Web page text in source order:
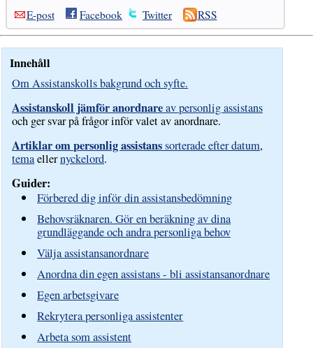
E-post Facebook Twitter RSS
Innehåll
Om Assistanskolls bakgrund och syfte.
Assistanskoll jämför anordnareav personlig assistans
och ger svar på frågor inför valet av anordnare.
Artiklar om personlig assistanssorterade efter datum,
temaellernyckelord.
Guider:
Förbered dig inför din assistansbedömning
Behovsräknaren. Gör en beräkning av dina
grundläggande och andra personliga behov
Välja assistansanordnare
Anordna din egen assistans - bli assistansanordnare
Egen arbetsgivare
Rekrytera personliga assistenter
Arbeta som assistent